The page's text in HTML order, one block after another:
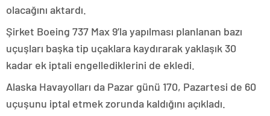
olacağını aktardı.
Şirket Boeing 737 Max 9’la yapılması planlanan bazı
uçuşları başka tip uçaklara kaydırarak yaklaşık 30
kadar ek iptali engellediklerini de ekledi.
Alaska Havayolları da Pazar günü 170, Pazartesi de 60
uçuşunu iptal etmek zorunda kaldığını açıkladı.